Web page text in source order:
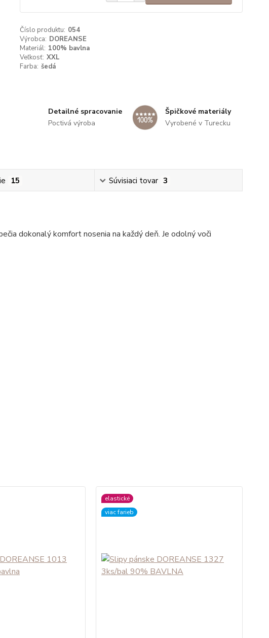
Číslo produktu: 054
Výrobca: DOREANSE
Materiál: 100% bavlna
Veľkosť: XXL
Farba: šedá
Detailné spracovanie
Poctivá výroba
Špičkové materiály
Vyrobené v Turecku
15 Súvisiaci tovar 3
dokonalý komfort nosenia na každý deň. Je odolný voči
elastické
viac farieb